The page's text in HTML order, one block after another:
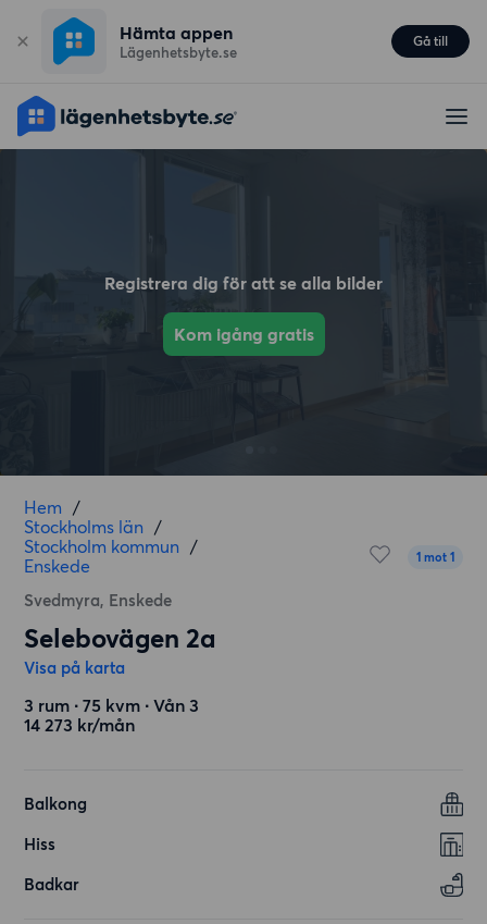
Hämta appen
Lägenhetsbyte.se
Gå till
Registrera dig för att se alla bilder
Kom igång gratis
Hem /
Stockholms län /
Stockholm kommun /
Enskede
Svedmyra, Enskede
1 mot 1
Selebovägen 2a
Visa på karta
3 rum ∙ 75 kvm ∙ Vån 3
14 273 kr/mån
Balkong
Hiss
Badkar